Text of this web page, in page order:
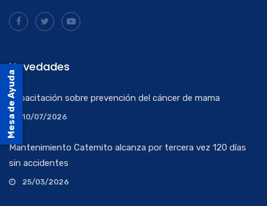
Novedades
Capacitación sobre prevención del cáncer de mama
10/07/2026
Mantenimiento Catemito alcanza por tercera vez 120 días
sin accidentes
25/03/2026
Mesa de Ayuda